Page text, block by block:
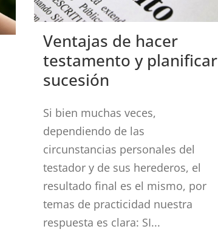
Ventajas de hacer
testamento y planificar
sucesión
Si bien muchas veces,
dependiendo de las
circunstancias personales del
testador y de sus herederos, el
resultado final es el mismo, por
temas de practicidad nuestra
respuesta es clara: SI...